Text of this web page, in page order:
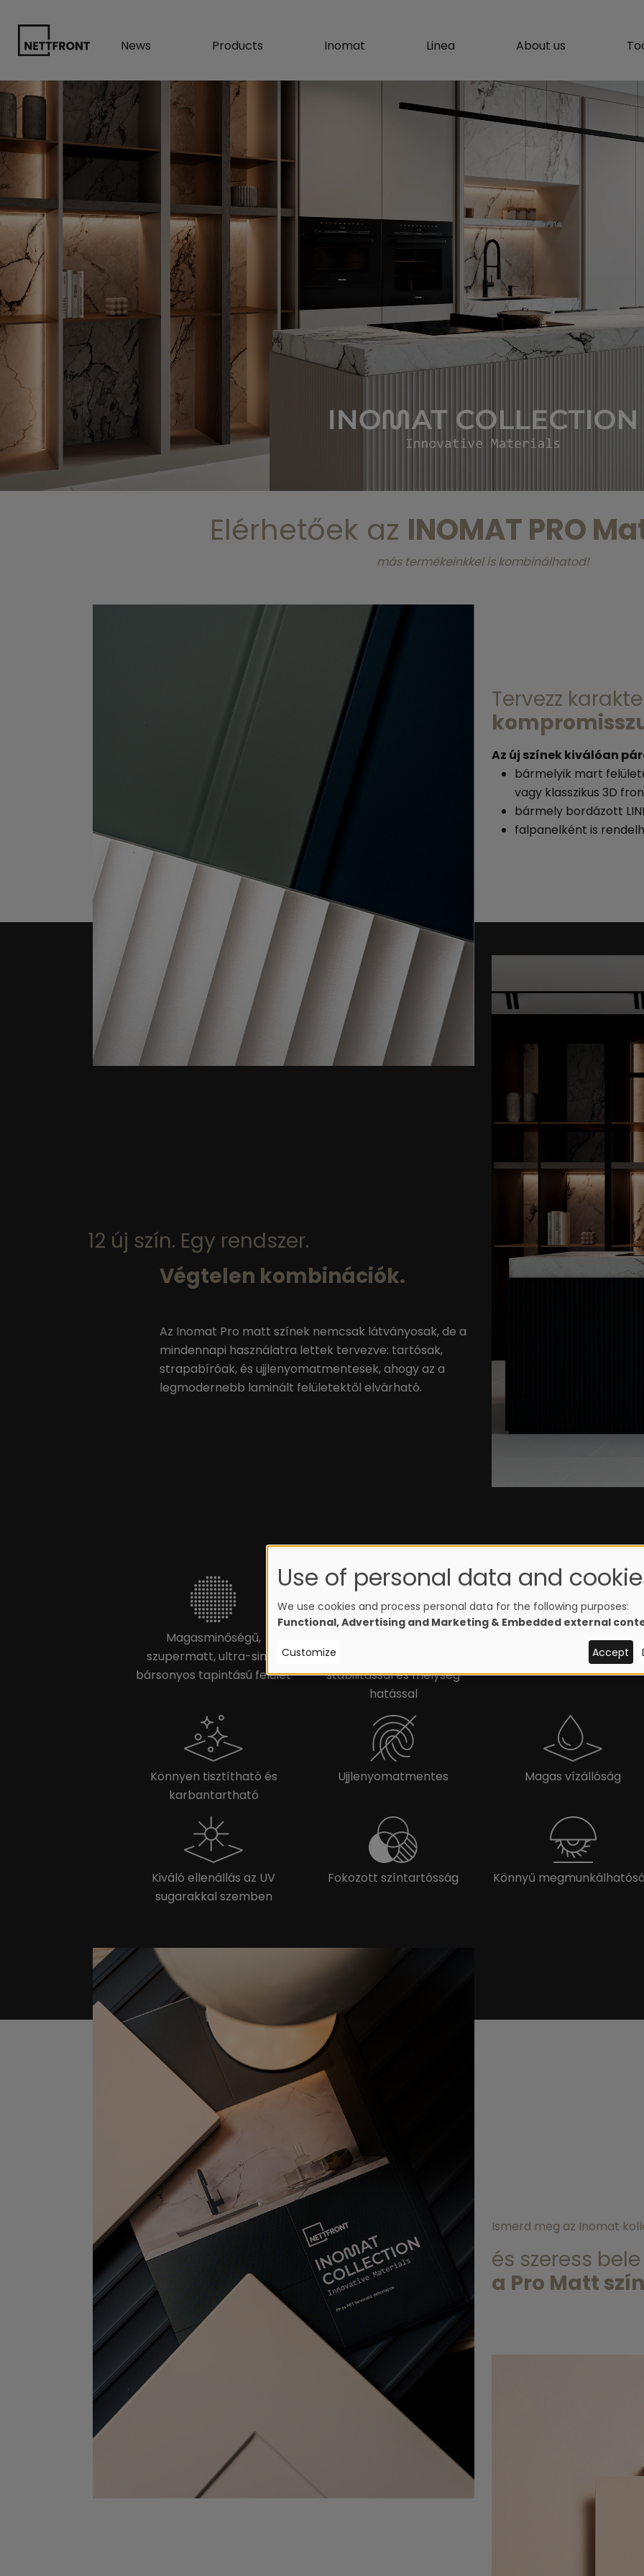
News Products Inomat Linea About us
Elérhetőek az INOMAT PRO
más termékeinkkel is kombinálhatod!
Tervezz
Az új színek kiválóan
bármelyik mart
vagy klasszikus 3D
bármely bordázott
falpanelként is
12 új szín. Egy rendszer.
Végtelen kombinációk.
Az Inomat Pro matt színek nemcsak látványosak, de a
mindennapi használatra lettek tervezve: tartósak,
strapabíróak, és ujjlenyomatmentesek, ahogy az a
legmodernebb laminált felületektől elvárható.
Magasminőségű,
szupermatt, ultra-sima,
bársonyos tapintású felület
stabilitással és mélység
hatással
Fémes hatású, finoman
csillogó felület
Könnyen tisztítható és
karbantartható
Ujjlenyomatmentes Magas vízállóság
Kiváló ellenállás az UV
sugarakkal szemben
Fokozott színtartósság Könnyű
Ismerd meg az Inomat
és szeress bele
a Pro Matt
Use of personal data and
We use cookies and process personal data for the following purposes:
Functional, Advertising and Marketing & Embedded external
Customize Accept